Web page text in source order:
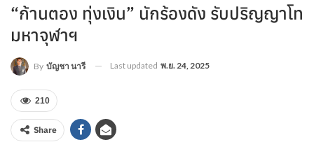
“ก้านตอง ทุ่งเงิน” นักร้องดัง รับปริญญาโท
มหาจุฬาฯ
By บัญชา นารี Last updated พ.ย. 24, 2025
210
Share